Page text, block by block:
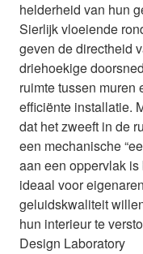
helderheid van hun
Sierlijk vloeiende
geven de directheid
driehoekige
ruimte tussen muren
efficiënte installatie.
dat het zweeft in de
een mechanische
aan een oppervlak
ideaal voor
geluidskwaliteit
hun interieur te
Design Laboratory